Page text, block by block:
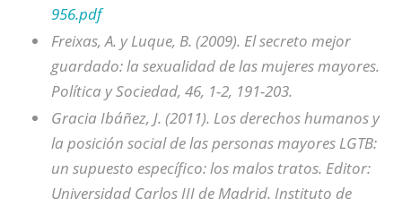
956.pdf
Freixas, A. y Luque, B. (2009). El secreto mejor
guardado: la sexualidad de las mujeres mayores.
Política y Sociedad, 46, 1-2, 191-203.
Gracia Ibáñez, J. (2011). Los derechos humanos y
la posición social de las personas mayores LGTB:
un supuesto específico: los malos tratos. Editor:
Universidad Carlos III de Madrid. Instituto de